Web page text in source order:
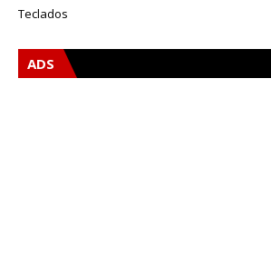
Teclados
ADS